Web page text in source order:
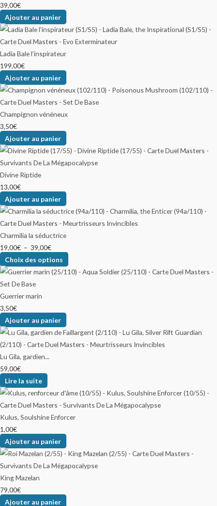
39,00€
Ajouter au panier
Ladia Bale l’inspirateur
199,00€
Ajouter au panier
Champignon vénéneux
3,50€
Ajouter au panier
Divine Riptide
13,00€
Ajouter au panier
Charmilia la séductrice
19,00€ – 39,00€
Choix des options
Guerrier marin
3,50€
Ajouter au panier
Lu Gila, gardien...
59,00€
Lire la suite
Kulus, Soulshine Enforcer
1,00€
Ajouter au panier
King Mazelan
79,00€
Ajouter au panier